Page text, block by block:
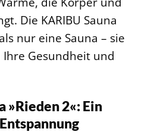
Die KARIBU Sauna
nur eine Sauna – sie
Gesundheit und
»Rieden 2«: Ein